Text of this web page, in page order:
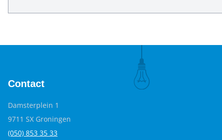
Contact
Damsterplein 1
9711 SX Groningen
(050) 853 35 33